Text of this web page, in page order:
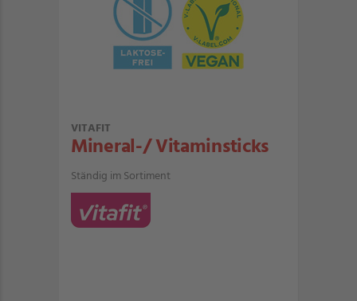
VITAFIT
Mineral-/ Vitaminsticks
Ständig im Sortiment